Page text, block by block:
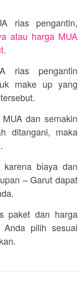
rias pengantin,
atau harga MUA
.
rias pengantin
make up yang
dan semakin
ditangani, maka
biaya dan
– Garut dapat
paket dan harga
pilih sesuai